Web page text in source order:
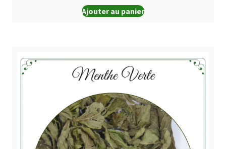
Ajouter au panier